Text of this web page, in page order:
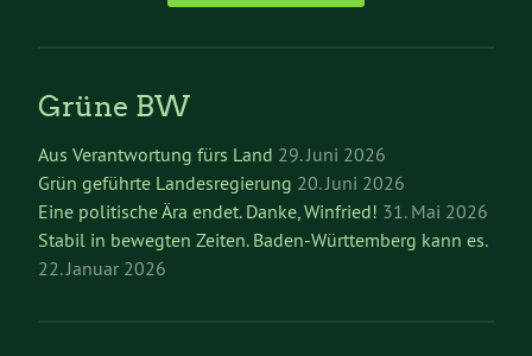
Grüne BW
Aus Verantwortung fürs Land 29. Juni 2026
Grün geführte Landesregierung 20. Juni 2026
Eine politische Ära endet. Danke, Winfried! 31. Mai 2026
Stabil in bewegten Zeiten. Baden-Württemberg kann es.
22. Januar 2026